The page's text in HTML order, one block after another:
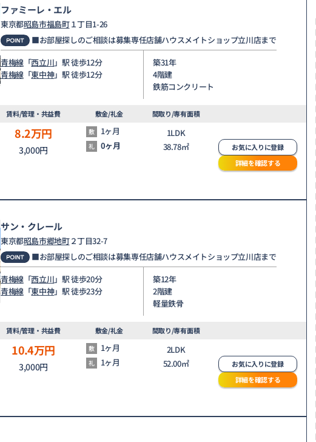
ファミーレ・エル
東京都昭島市福島町１丁目1-26
■お部屋探しのご相談は募集専任店舗ハウスメイトショップ立川店まで
青梅線「西立川」駅 徒歩12分
青梅線「東中神」駅 徒歩12分
築31年
4階建
鉄筋コンクリート
賃料/管理・共益費 敷金/礼金 間取り/専有面積
8.2万円
3,000円
敷 1ヶ月
礼 0ヶ月
1LDK
38.78㎡
お気に入りに登録
詳細を確認する
サン・クレール
東京都昭島市郷地町２丁目32-7
■お部屋探しのご相談は募集専任店舗ハウスメイトショップ立川店まで
青梅線「西立川」駅 徒歩20分
青梅線「東中神」駅 徒歩23分
築12年
2階建
軽量鉄骨
賃料/管理・共益費 敷金/礼金 間取り/専有面積
10.4万円
3,000円
敷 1ヶ月
礼 1ヶ月
2LDK
52.00㎡
お気に入りに登録
詳細を確認する